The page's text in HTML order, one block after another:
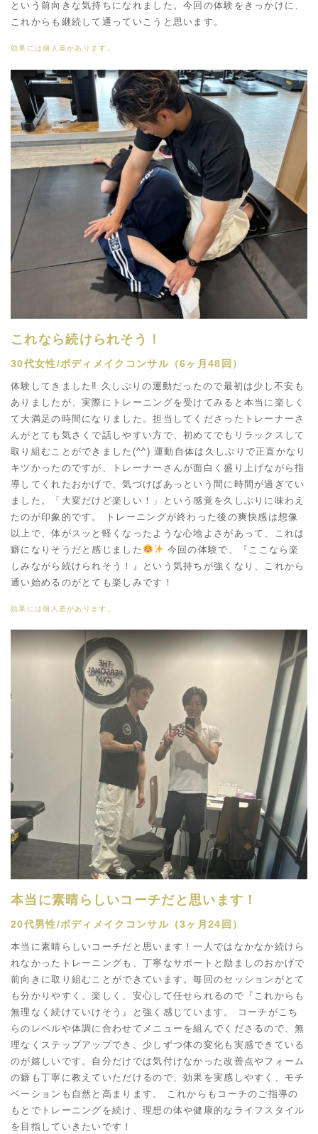
という前向きな気持ちになれました。今回の体験をきっかけに、
これからも継続して通っていこうと思います。
効果には個人差があります。
これなら続けられそう！
30代女性/ボディメイクコンサル（6ヶ月48回）
体験してきました‼︎ 久しぶりの運動だったので最初は少し不安も
ありましたが、実際にトレーニングを受けてみると本当に楽しく
て大満足の時間になりました。担当してくださったトレーナーさ
んがとても気さくで話しやすい方で、初めてでもリラックスして
取り組むことができました(^^) 運動自体は久しぶりで正直かなり
キツかったのですが、トレーナーさんが面白く盛り上げながら指
導してくれたおかげで、気づけばあっという間に時間が過ぎてい
ました。「大変だけど楽しい！」という感覚を久しぶりに味わえ
たのが印象的です。 トレーニングが終わった後の爽快感は想像
以上で、体がスッと軽くなったような心地よさがあって、これは
癖になりそうだと感じました
今回の体験で、『ここなら楽
しみながら続けられそう！』という気持ちが強くなり、これから
通い始めるのがとても楽しみです！
効果には個人差があります。
本当に素晴らしいコーチだと思います！
20代男性/ボディメイクコンサル（3ヶ月24回）
本当に素晴らしいコーチだと思います！一人ではなかなか続けら
れなかったトレーニングも、丁寧なサポートと励ましのおかげで
前向きに取り組むことができています。毎回のセッションがとて
も分かりやすく、楽しく、安心して任せられるので『これからも
無理なく続けていけそう』と強く感じています。 コーチがこち
らのレベルや体調に合わせてメニューを組んでくださるので、無
理なくステップアップでき、少しずつ体の変化も実感できている
のが嬉しいです。自分だけでは気付けなかった改善点やフォーム
の癖も丁寧に教えていただけるので、効果を実感しやすく、モチ
ベーションも自然と高まります。 これからもコーチのご指導の
もとでトレーニングを続け、理想の体や健康的なライフスタイル
を目指していきたいです！